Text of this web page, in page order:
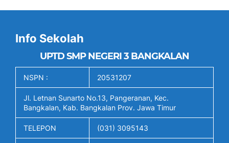
Info Sekolah
UPTD SMP NEGERI 3 BANGKALAN
NSPN : 20531207
Jl. Letnan Sunarto No.13, Pangeranan, Kec.
Bangkalan, Kab. Bangkalan Prov. Jawa Timur
TELEPON (031) 3095143